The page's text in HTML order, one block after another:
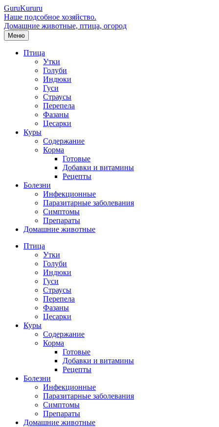
GuruKururu
Наше подсобное хозяйство.
Домашние животные, птица, огород
Меню
Птица
Утки
Голуби
Индюки
Гуси
Страусы
Перепела
Фазаны
Цесарки
Куры
Содержание
Корма
Готовые
Добавки и витамины
Рецепты
Болезни
Инфекционные
Паразитарные заболевания
Симптомы
Препараты
Домашние животные
Птица
Утки
Голуби
Индюки
Гуси
Страусы
Перепела
Фазаны
Цесарки
Куры
Содержание
Корма
Готовые
Добавки и витамины
Рецепты
Болезни
Инфекционные
Паразитарные заболевания
Симптомы
Препараты
Домашние животные